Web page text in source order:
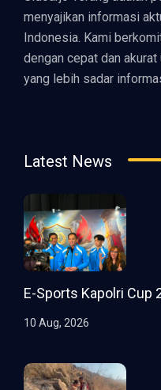
menyajikan informasi
Indonesia. Kami
dengan cepat dan
yang lebih sadar
Latest News
E-Sports Kapolri Cup
10 Aug, 2026